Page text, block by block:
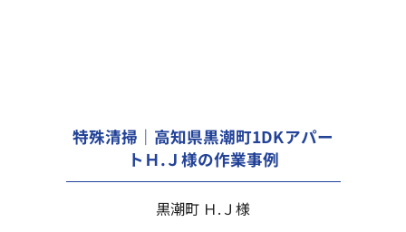
特殊清掃｜高知県黒潮町1DKアパー
トＨ.Ｊ様の作業事例
黒潮町 Ｈ.Ｊ様